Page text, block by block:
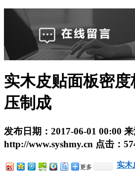
实木皮贴面板密
压制成
发布日期： 2017-06-01 00:00 来
http://www.syshmy.cn 点击：
更多 实木